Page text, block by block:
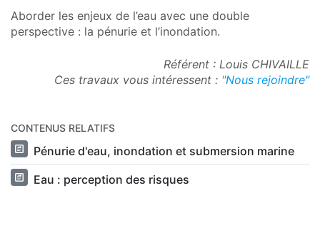
Aborder les enjeux de l’eau avec une double
perspective : la pénurie et l’inondation.
Référent : Louis CHIVAILLE
Ces travaux vous intéressent : "Nous rejoindre"
CONTENUS RELATIFS
Pénurie d'eau, inondation et submersion marine
Eau : perception des risques